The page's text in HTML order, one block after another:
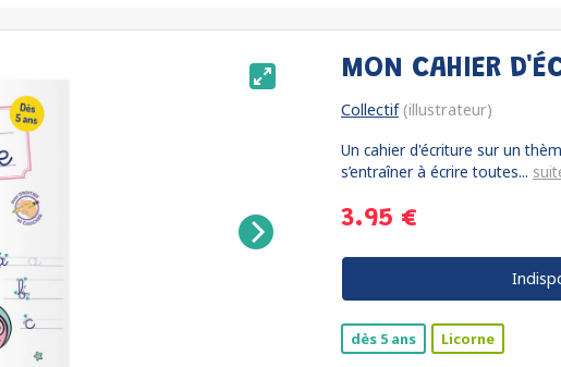
MON CAHIER
Collectif(illustrateur)
Un cahier d'écriture sur un
s’entraîner à écrire toutes...
3.95 €
dès 5 ans Licorne